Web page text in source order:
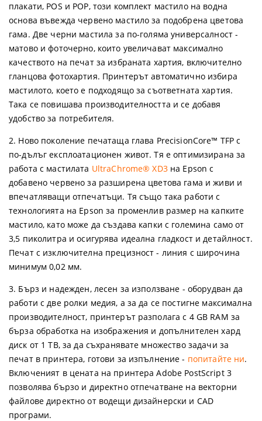
плакати, POS и POP, този комплект мастило на водна
основа въвежда червено мастило за подобрена цветова
гама. Две черни мастила за по-голяма универсалност -
матово и фоточерно, които увеличават максимално
качеството на печат за избраната хартия, включително
гланцова фотохартия. Принтерът автоматично избира
мастилото, което е подходящо за съответната хартия.
Така се повишава производителността и се добавя
удобство за потребителя.
2. Ново поколение печатаща глава PrecisionCore™ TFP с
по-дълъг експлоатационен живот. Тя е оптимизирана за
работа с мастилата UltraChrome® XD3на Epson с
добавено червено за разширена цветова гама и живи и
впечатляващи отпечатъци. Тя също така работи с
технологията на Epson за променлив размер на капките
мастило, като може да създава капки с големина само от
3,5 пиколитра и осигурява идеална гладкост и детайлност.
Печат с изключителна прецизност - линия с широчина
минимум 0,02 мм.
3. Бърз и надежден, лесен за използване - оборудван да
работи с две ролки медия, а за да се постигне максимална
производителност, принтерът разполага с 4 GB RAM за
бърза обработка на изображения и допълнителен хард
диск от 1 TB, за да съхранявате множество задачи за
печат в принтера, готови за изпълнение - попитайте ни.
Включеният в цената на принтера Adobe PostScript 3
позволява бързо и директно отпечатване на векторни
файлове директно от водещи дизайнерски и CAD
програми.